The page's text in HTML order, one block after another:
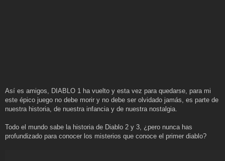
Así es amigos, DIABLO 1 ha vuelto y esta vez para quedarse, para mi
este épico juego no debe morir y no debe ser olvidado jamás, es parte de
nuestra historia, de nuestra infancia y de nuestra nostalgia.
Todo el mundo sabe la historia de Diablo 2 y 3, ¿pero nunca has
profundizado para conocer los misterios que conoce el primer diablo?